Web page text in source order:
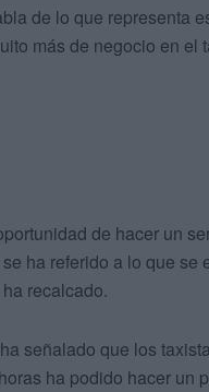
de lo que representa
más de negocio en el
de hacer un
ha referido a lo que se
recalcado.
señalado que los
ha podido hacer un